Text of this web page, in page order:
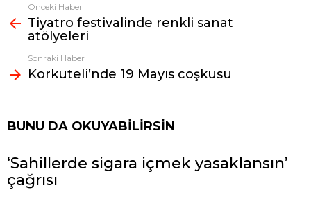
Fazlasına
bak
Önceki Haber
Tiyatro festivalinde renkli sanat
atölyeleri
Sonraki Haber
Korkuteli’nde 19 Mayıs coşkusu
BUNU DA OKUYABILIRSIN
‘Sahillerde sigara içmek yasaklansın’
çağrısı